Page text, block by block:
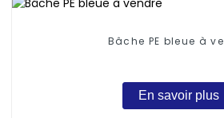
Bâche PE bleue à
En savoir plus